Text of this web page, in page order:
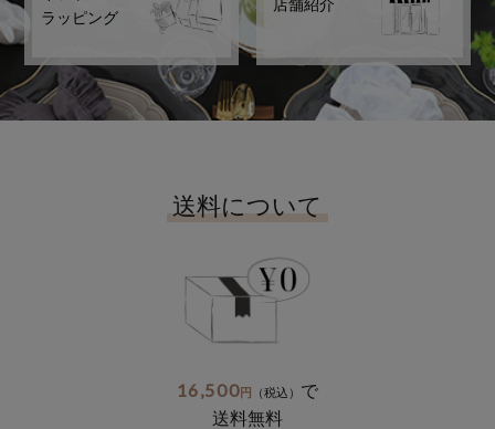
ラッピング
店舗紹介
送料について
16,500円 （税込） で
送料無料